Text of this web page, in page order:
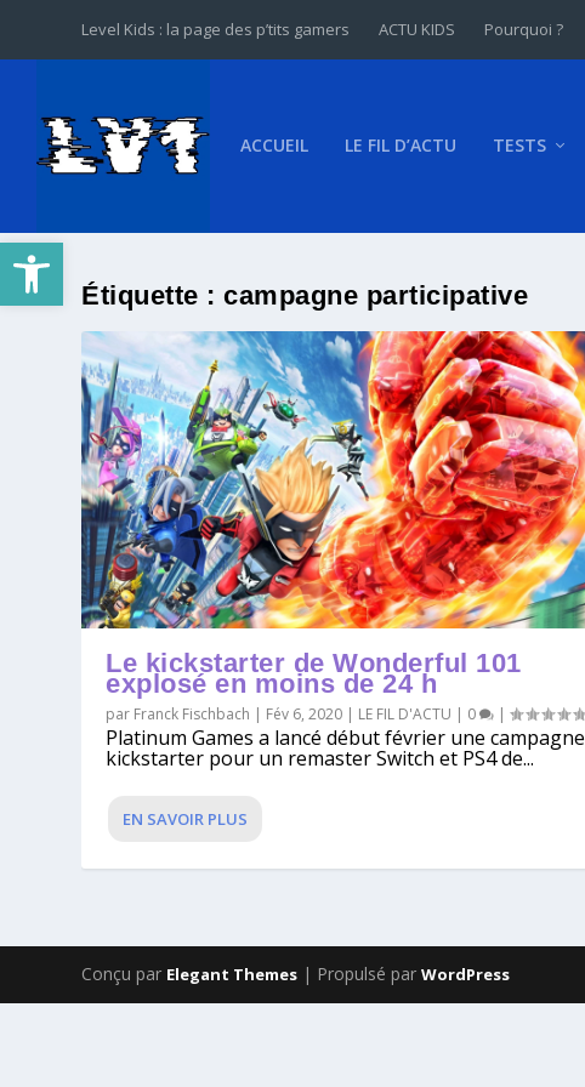
Ouvrir la barre d’outils
Level Kids : la page des p’tits gamers ACTU KIDS Pourquoi ?
ACCUEIL LE FIL D’ACTU TESTS
Étiquette :campagne participative
Le kickstarter de Wonderful 101
explosé en moins de 24 h
par Franck Fischbach | Fév 6, 2020 | LE FIL D'ACTU | 0 |
Platinum Games a lancé début février une campagne
kickstarter pour un remaster Switch et PS4 de...
EN SAVOIR PLUS
Conçu par Elegant Themes | Propulsé parWordPress